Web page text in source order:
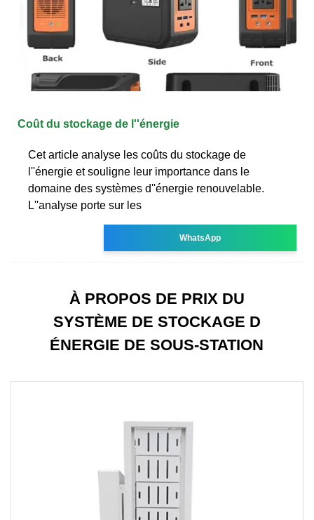
Coût du stockage de l''énergie
Cet article analyse les coûts du stockage de
l''énergie et souligne leur importance dans le
domaine des systèmes d''énergie renouvelable.
L''analyse porte sur les
WhatsApp
À PROPOS DE PRIX DU
SYSTÈME DE STOCKAGE D
ÉNERGIE DE SOUS-STATION